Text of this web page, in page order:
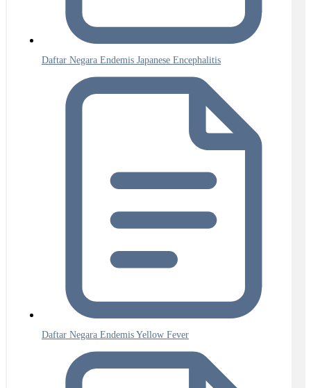
Daftar Negara Endemis Japanese Encephalitis
Daftar Negara Endemis Yellow Fever